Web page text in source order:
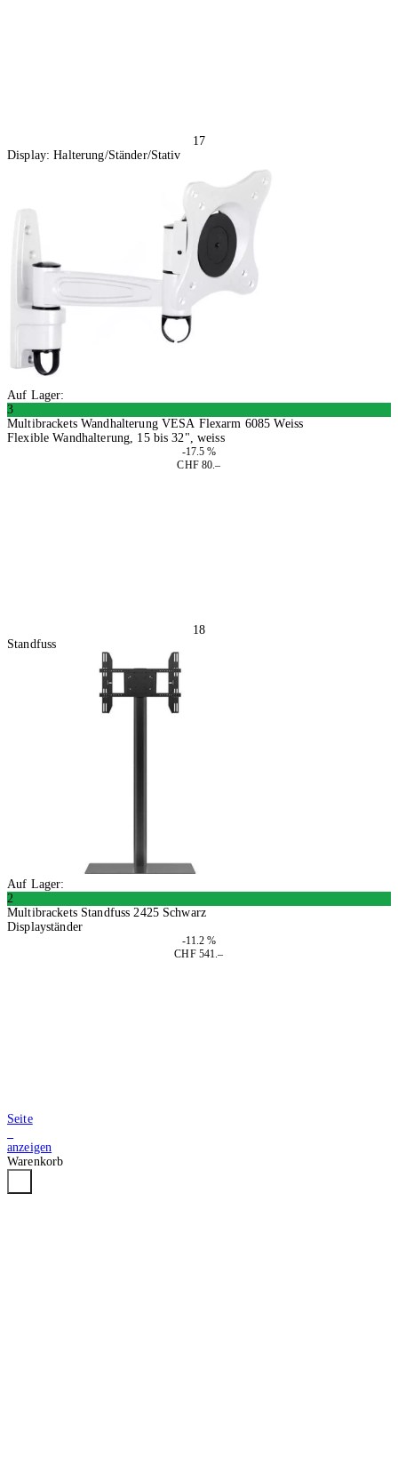
17
Display: Halterung/Ständer/Stativ
Auf Lager:
3
Multibrackets Wandhalterung VESA Flexarm 6085 Weiss
Flexible Wandhalterung, 15 bis 32", weiss
-17.5 %
CHF 80.–
18
Standfuss
Auf Lager:
2
Multibrackets Standfuss 2425 Schwarz
Displayständer
-11.2 %
CHF 541.–
Seite
anzeigen
Warenkorb